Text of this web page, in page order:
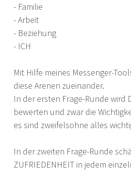
- Familie
- Arbeit
- Beziehung
- ICH
Mit Hilfe meines Messenger-
diese Arenen zueinander.
In der ersten Frage-Runde wird
bewerten und zwar die
es sind zweifelsohne alles
In der zweiten Frage-Runde
ZUFRIEDENHEIT in jedem